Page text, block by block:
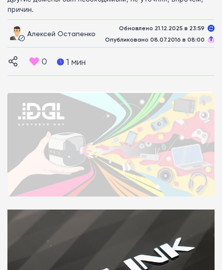
причин.
Алексей Остапенко
Обновлено 21.12.2025 в 23:59
Опубликовано 08.07.2016 в 08:00
0 1 мин